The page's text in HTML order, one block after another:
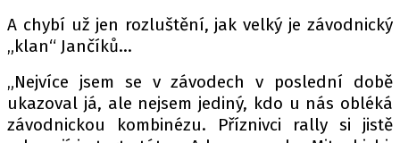
A chybí už jen rozluštění, jak velký je závodnický
„klan“ Jančíků…
„Nejvíce jsem se v závodech v poslední době
ukazoval já, ale nejsem jediný, kdo u nás obléká
závodnickou kombinézu. Příznivci rally si jistě